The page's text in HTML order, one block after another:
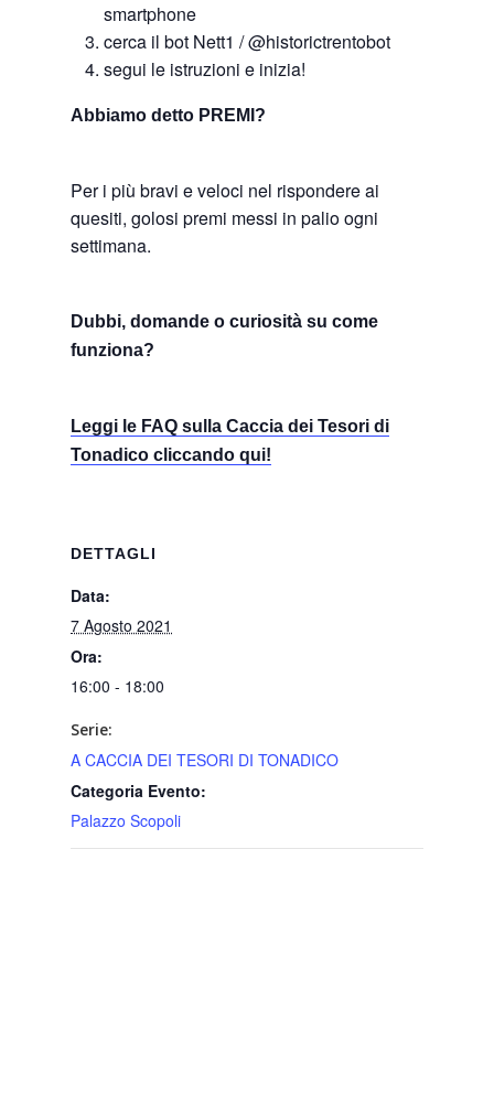
smartphone
cerca il bot Nett1 / @historictrentobot
segui le istruzioni e inizia!
Abbiamo detto PREMI?
Per i più bravi e veloci nel rispondere ai
quesiti, golosi premi messi in palio ogni
settimana.
Dubbi, domande o curiosità su come
funziona?
Leggi le FAQ sulla Caccia dei Tesori di
Tonadico cliccando qui!
DETTAGLI
Data:
7 Agosto 2021
Ora:
16:00 - 18:00
Serie:
A CACCIA DEI TESORI DI TONADICO
Categoria Evento:
Palazzo Scopoli